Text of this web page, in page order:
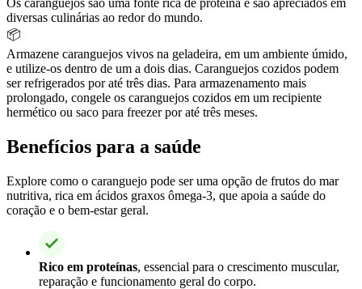
diversas culinárias ao redor do mundo.
📦
Armazene caranguejos vivos na geladeira, em um ambiente úmido,
e utilize-os dentro de um a dois dias. Caranguejos cozidos podem
ser refrigerados por até três dias. Para armazenamento mais
prolongado, congele os caranguejos cozidos em um recipiente
hermético ou saco para freezer por até três meses.
Benefícios para a saúde
Explore como o caranguejo pode ser uma opção de frutos do mar
nutritiva, rica em ácidos graxos ômega-3, que apoia a saúde do
coração e o bem-estar geral.
Rico em proteínas, essencial para o crescimento muscular,
reparação e funcionamento geral do corpo.